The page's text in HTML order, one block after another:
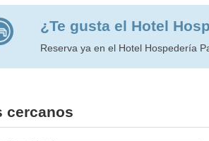
¿Te gusta el Hotel
Reserva ya en el Hotel Hospedería
cercanos